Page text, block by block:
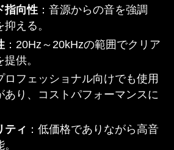
指向性：音源からの音を強調
える。
：20Hz～20kHzの範囲でクリア
供。
ロフェッショナル向けでも使用
あり、コストパフォーマンスに
ティ ：低価格でありながら高音